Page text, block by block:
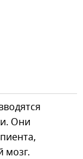
Они
мозг.